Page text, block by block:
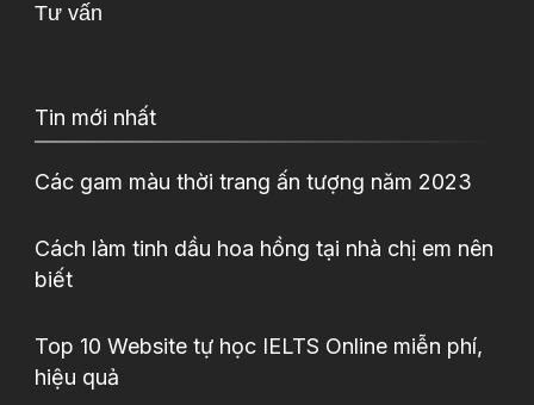
Tư vấn
Tin mới nhất
Các gam màu thời trang ấn tượng năm 2023
Cách làm tinh dầu hoa hồng tại nhà chị em nên
biết
Top 10 Website tự học IELTS Online miễn phí,
hiệu quả